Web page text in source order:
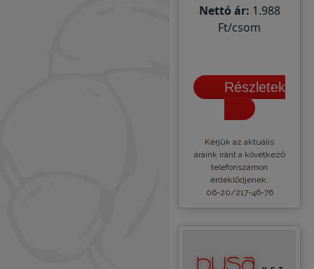
Nettó ár: 1.988
Ft/csom
Részletek
Kèrjük az aktuális
áraink iránt a következő
telefonszámon
érdeklődjenek:
06-20/217-46-76